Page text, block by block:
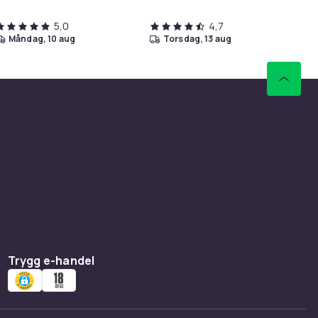
5,0
måndag, 10 aug
4,7
torsdag, 13 aug
Trygg e-handel